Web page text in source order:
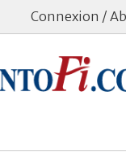
Connexion /